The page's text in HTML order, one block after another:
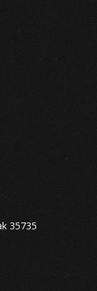
35735